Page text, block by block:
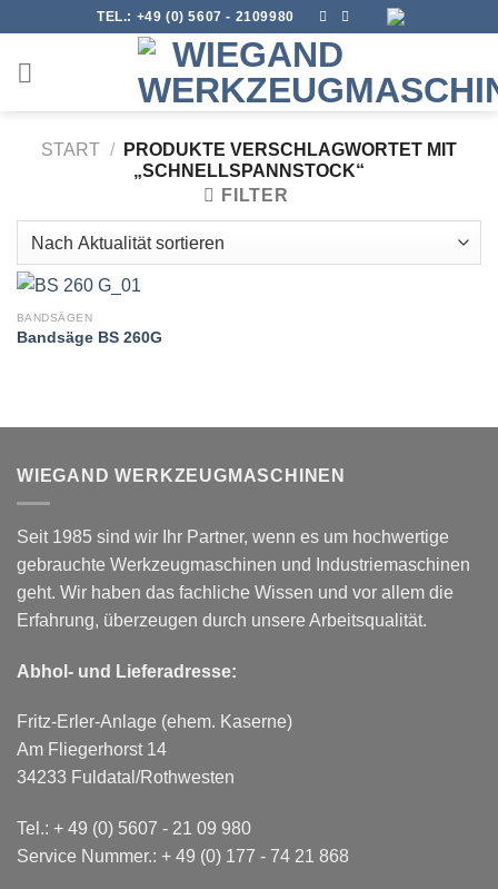
content
TEL.: +49 (0) 5607 - 2109980
START /
PRODUKTE VERSCHLAGWORTET MIT
„SCHNELLSPANNSTOCK“
FILTER
BANDSÄGEN
Bandsäge BS 260G
WIEGAND WERKZEUGMASCHINEN
Seit 1985 sind wir Ihr Partner, wenn es um hochwertige
gebrauchte Werkzeugmaschinen und Industriemaschinen
geht. Wir haben das fachliche Wissen und vor allem die
Erfahrung, überzeugen durch unsere Arbeitsqualität.
Abhol- und Lieferadresse:
Fritz-Erler-Anlage (ehem. Kaserne)
Am Fliegerhorst 14
34233 Fuldatal/Rothwesten
Tel.: + 49 (0) 5607 - 21 09 980
Service Nummer.: + 49 (0) 177 - 74 21 868